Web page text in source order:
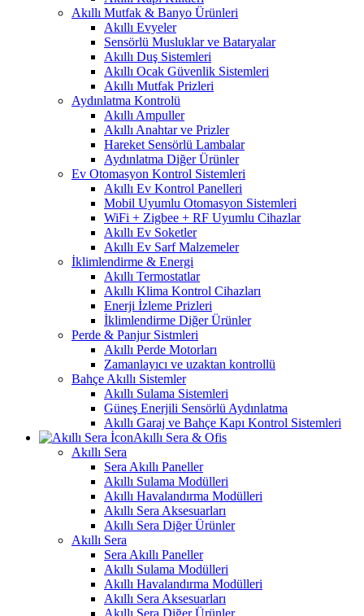
Akıllı Mutfak & Banyo Ürünleri
Akıllı Evyeler
Sensörlü Musluklar ve Bataryalar
Akıllı Duş Sistemleri
Akıllı Ocak Güvenlik Sistemleri
Akıllı Mutfak Prizleri
Aydınlatma Kontrolü
Akıllı Ampuller
Akıllı Anahtar ve Prizler
Hareket Sensörlü Lambalar
Aydınlatma Diğer Ürünler
Ev Otomasyon Kontrol Sistemleri
Akıllı Ev Kontrol Panelleri
Mobil Uyumlu Otomasyon Sistemleri
WiFi + Zigbee + RF Uyumlu Cihazlar
Akıllı Ev Soketler
Akıllı Ev Sarf Malzemeler
İklimlendirme & Energi
Akıllı Termostatlar
Akıllı Klima Kontrol Cihazları
Enerji İzleme Prizleri
İklimlendirme Diğer Ürünler
Perde & Panjur Sistmleri
Akıllı Perde Motorları
Zamanlayıcı ve uzaktan kontrollü
Bahçe Akıllı Sistemler
Akıllı Sulama Sistemleri
Güneş Enerjili Sensörlü Aydınlatma
Akıllı Garaj ve Bahçe Kapı Kontrol Sistemleri
Akıllı Sera & Ofis
Akıllı Sera
Sera Akıllı Paneller
Akıllı Sulama Modülleri
Akıllı Havalandırma Modülleri
Akıllı Sera Aksesuarları
Akıllı Sera Diğer Ürünler
Akıllı Sera
Sera Akıllı Paneller
Akıllı Sulama Modülleri
Akıllı Havalandırma Modülleri
Akıllı Sera Aksesuarları
Akıllı Sera Diğer Ürünler